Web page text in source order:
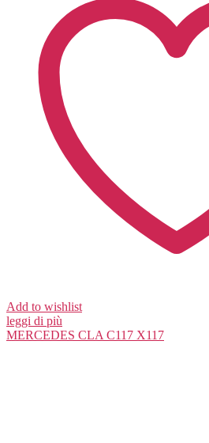
Add to wishlist
leggi di più
MERCEDES CLA C117 X117